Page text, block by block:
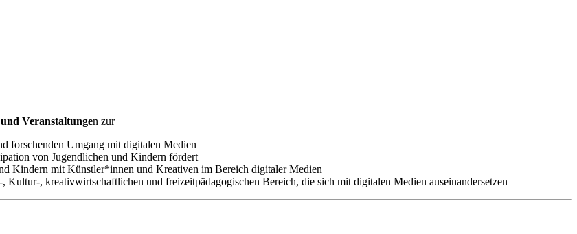
Veranstaltungen zur
forschenden Umgang mit digitalen Medien
von Jugendlichen und Kindern fördert
Kindern mit Künstler*innen und Kreativen im Bereich digitaler Medien
, kreativwirtschaftlichen und freizeitpädagogischen Bereich, die sich mit digitalen Medien auseinandersetzen